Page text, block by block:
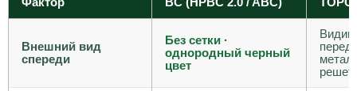
Внешний вид
спереди
Без сетки ·
однородный черный
цвет